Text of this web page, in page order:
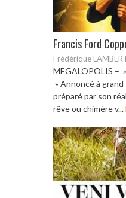
Francis Ford
Frédérique
MEGALOPOLIS –
» Annoncé à
préparé par son
rêve ou chimère v...